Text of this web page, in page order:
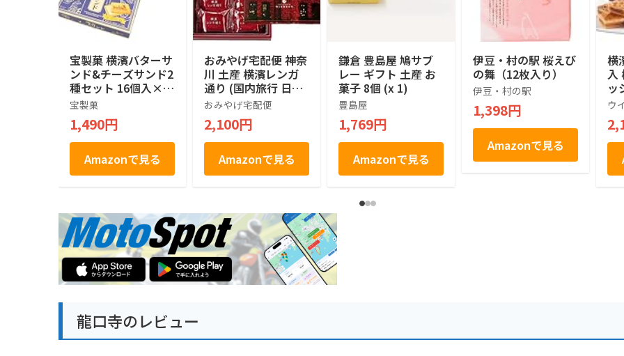
宝製菓 横濱バターサ
ンド&チーズサンド2
種セット 16個入×2
箱
宝製菓
1,490円
Amazonで見る
おみやげ宅配便 神奈
川 土産 横濱レンガ
通り (国内旅行 日本
神奈川 お土産）
おみやげ宅配便
2,100円
Amazonで見る
鎌倉 豊島屋 鳩サブ
レー ギフト 土産 お
菓子 8個 (x 1)
豊島屋
1,769円
Amazonで見る
伊豆・村の駅 桜えび
の舞（12枚入り）
伊豆・村の駅
1,398円
Amazonで見る
横
入
ッ
せ
菓
お
土
ウ
龍口寺のレビュー